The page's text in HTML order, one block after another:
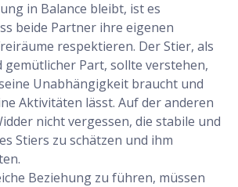
in Balance bleibt, ist es
beide Partner ihre eigenen
respektieren. Der Stier, als
Part, sollte verstehen,
Unabhängigkeit braucht und
Aktivitäten lässt. Auf der anderen
nicht vergessen, die stabile und
Stiers zu schätzen und ihm
Beziehung zu führen, müssen